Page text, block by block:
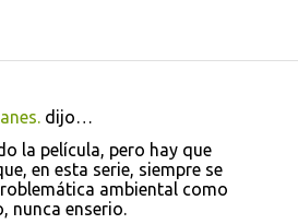
dijo…
la película, pero hay que
en esta serie, siempre se
ambiental como
nunca enserio.